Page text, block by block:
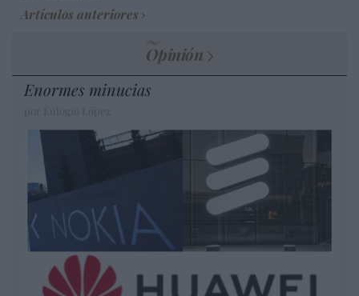
Artículos anteriores
Opinión
Enormes minucias